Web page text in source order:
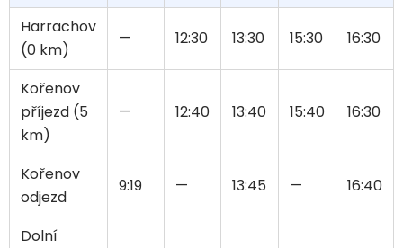
Harrachov
(0 km)
— 12:30 13:30 15:30 16:30
Kořenov
příjezd (5
km)
— 12:40 13:40 15:40 16:30
Kořenov
odjezd
9:19 — 13:45 — 16:40
Dolní